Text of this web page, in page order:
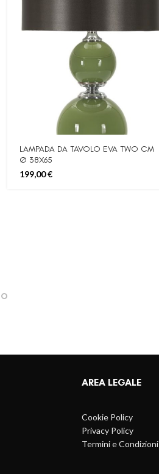
LAMPADA DA TAVOLO EVA TWO CM
Ø 38X65
199,00€
AREA LEGALE
Cookie Policy
Privacy Policy
Termini e Condizioni